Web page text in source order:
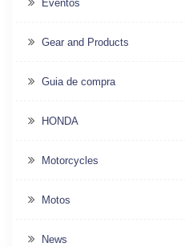
Eventos
Gear and Products
Guia de compra
HONDA
Motorcycles
Motos
News